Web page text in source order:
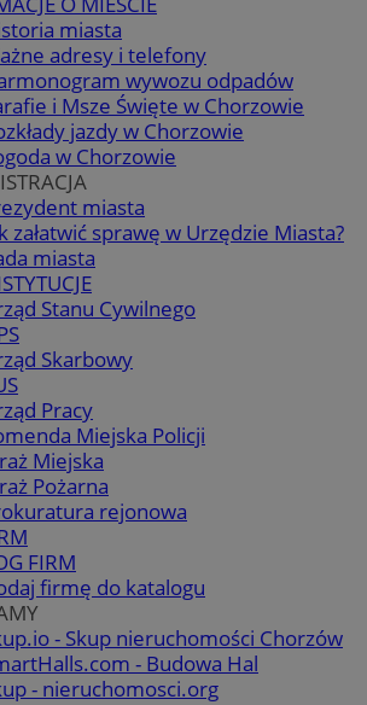
miasta
adresy i telefony
wywozu odpadów
i Msze Święte w Chorzowie
jazdy w Chorzowie
w Chorzowie
miasta
załatwić sprawę w Urzędzie Miasta?
miasta
Stanu Cywilnego
Skarbowy
Pracy
Miejska Policji
Miejska
Pożarna
rejonowa
FIRM
firmę do katalogu
- Skup nieruchomości Chorzów
- Budowa Hal
- nieruchomosci.org